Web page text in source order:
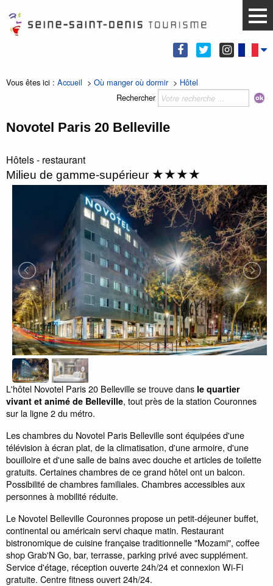
Vous êtes ici : Accueil > Où manger où dormir> Hôtel
Rechercher
Novotel Paris 20 Belleville
Hôtels - restaurant
Milieu de gamme-supérieur ★★★★
L'hôtel Novotel Paris 20 Belleville se trouve dans le quartier
vivant et animé de Belleville, tout près de la station Couronnes
sur la ligne 2 du métro.
Les chambres du Novotel Paris Belleville sont équipées d'une
télévision à écran plat, de la climatisation, d'une armoire, d'une
bouilloire et d'une salle de bains avec douche et articles de toilette
gratuits. Certaines chambres de ce grand hôtel ont un balcon.
Possibilité de chambres familiales. Chambres accessibles aux
personnes à mobilité réduite.
Le Novotel Belleville Couronnes propose un petit-déjeuner buffet,
continental ou américain servi chaque matin. Restaurant
bistronomique de cuisine française traditionnelle "Mozami", coffee
shop Grab'N Go, bar, terrasse, parking privé avec supplément.
Service d'étage, réception ouverte 24h/24 et connexion Wi-Fi
gratuite. Centre fitness ouvert 24h/24.